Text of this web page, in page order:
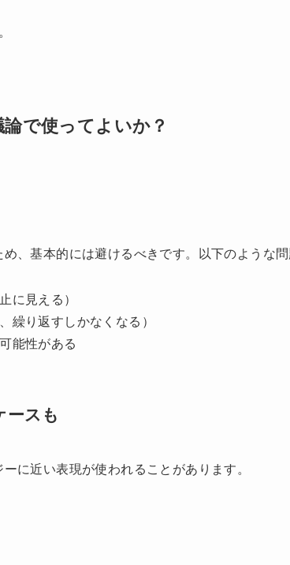
で使ってよいか？
め、基本的には避けるべきです。以下のような問
に見える）
繰り返すしかなくなる）
可能性がある
ースも
に近い表現が使われることがあります。